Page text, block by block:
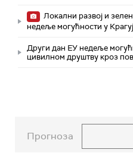
Локални развој и
недеље могућности у
Други дан ЕУ недеље
цивилном друштву кроз
Прогноза